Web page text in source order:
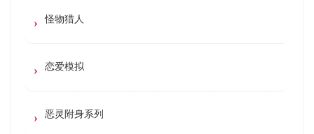
怪物猎人
恋爱模拟
恶灵附身系列